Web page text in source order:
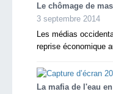
Le chômage de
3 septembre 2014
Les médias
reprise économique
La mafia de l'eau